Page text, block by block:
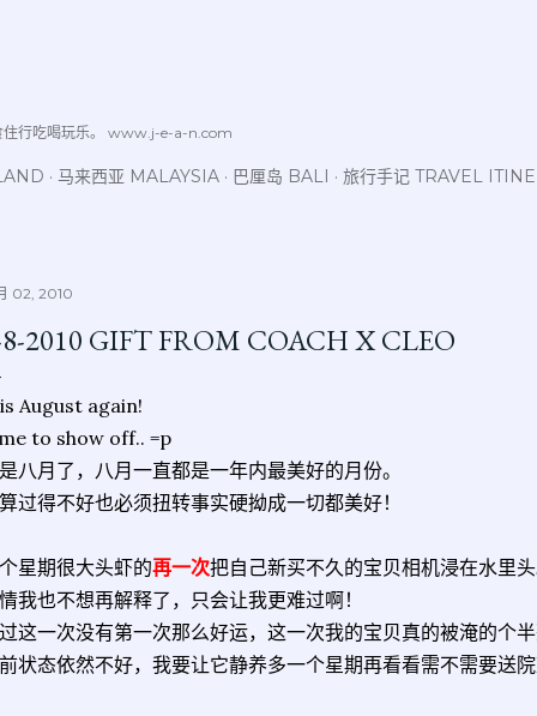
住行吃喝玩乐。 www.j-e-a-n.com
马来西亚 MALAYSIA 巴厘岛 BALI 旅行手记 TRAVEL
02, 2010
2010 GIFT FROM COACH X CLEO
August again!
to show off.. =p
八月了，八月一直都是一年内最美好的月份。
过得不好也必须扭转事实硬拗成一切都美好！
星期很大头虾的再一次把自己新买不久的宝贝相机浸在水里
我也不想再解释了，只会让我更难过啊！
这一次没有第一次那么好运，这一次我的宝贝真的被淹的个
状态依然不好，我要让它静养多一个星期再看看需不需要送